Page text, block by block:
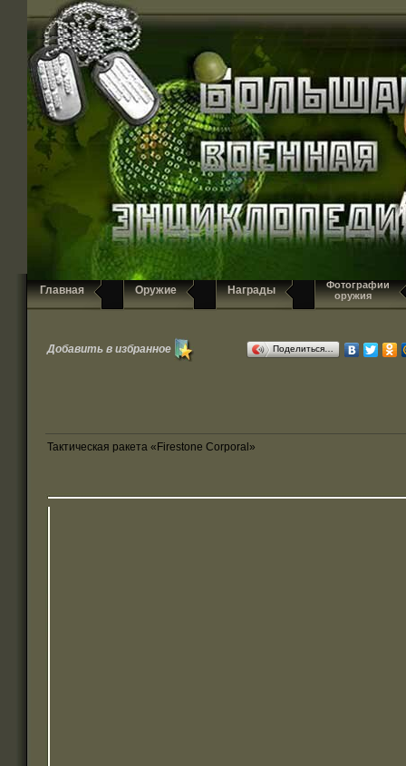
Главная Оружие Награды
Фотографии
оружия
Добавить в избранное Поделиться…
Тактическая ракета «Firestone Corporal»